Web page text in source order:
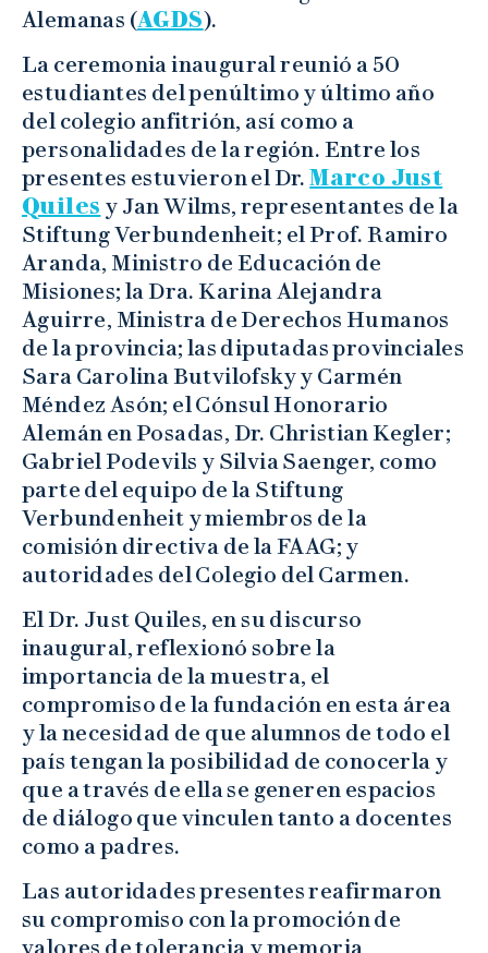
Alemanas (AGDS).
La ceremonia inaugural reunió a 50
estudiantes del penúltimo y último año
del colegio anfitrión, así como a
personalidades de la región. Entre los
presentes estuvieron el Dr.Marco Just
Quiles y Jan Wilms, representantes de la
Stiftung Verbundenheit; el Prof. Ramiro
Aranda, Ministro de Educación de
Misiones; la Dra. Karina Alejandra
Aguirre, Ministra de Derechos Humanos
de la provincia; las diputadas provinciales
Sara Carolina Butvilofsky y Carmén
Méndez Asón; el Cónsul Honorario
Alemán en Posadas, Dr. Christian Kegler;
Gabriel Podevils y Silvia Saenger, como
parte del equipo de la Stiftung
Verbundenheit y miembros de la
comisión directiva de la FAAG; y
autoridades del Colegio del Carmen.
El Dr. Just Quiles, en su discurso
inaugural, reflexionó sobre la
importancia de la muestra, el
compromiso de la fundación en esta área
y la necesidad de que alumnos de todo el
país tengan la posibilidad de conocerla y
que a través de ella se generen espacios
de diálogo que vinculen tanto a docentes
como a padres.
Las autoridades presentes reafirmaron
su compromiso con la promoción de
valores de tolerancia y memoria